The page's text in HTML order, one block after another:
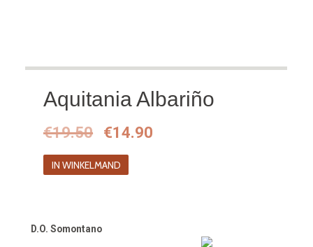
Aquitania Albariño
€19.50
Oorspronkelijke
prijs
was:
€14.90
IN WINKELMAND
D.O. Somontano